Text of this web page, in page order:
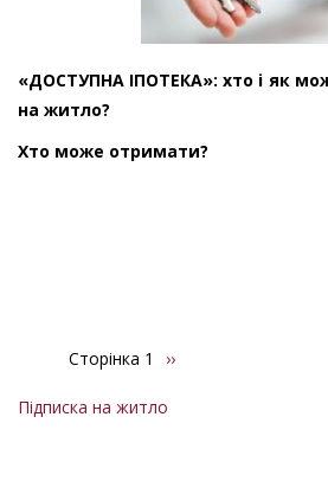
«ДОСТУПНА ІПОТЕКА»: хто і як
на житло?
Хто може отримати?
Розбивка
сторінки
Сторінка 1
Наступна
››
Підписка на житло